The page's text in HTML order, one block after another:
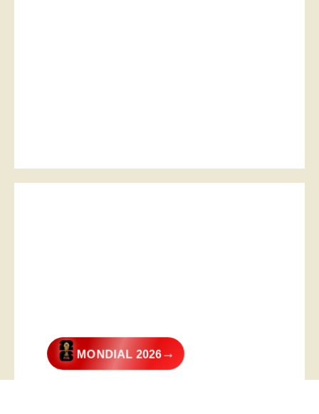
MONDIAL 2026→